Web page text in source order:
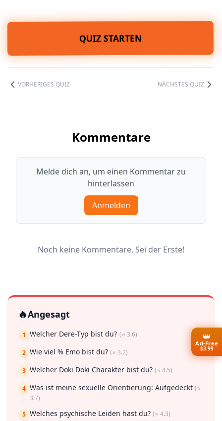
QUIZ STARTEN
VORHERIGES QUIZ NÄCHSTES QUIZ
Kommentare
Melde dich an, um einen Kommentar zu
hinterlassen
Anmelden
Noch keine Kommentare. Sei der Erste!
🔥Angesagt
1 Welcher Dere-Typ bist du? (⭐ 3.6)
2 Wie viel % Emo bist du? (⭐ 3.2)
3 Welcher Doki Doki Charakter bist du? (⭐ 4.5)
4 Was ist meine sexuelle Orientierung: Aufgedeckt (⭐
3.7)
5 Welches psychische Leiden hast du? (⭐ 4.3)
👑
Ad-Free
$3.99